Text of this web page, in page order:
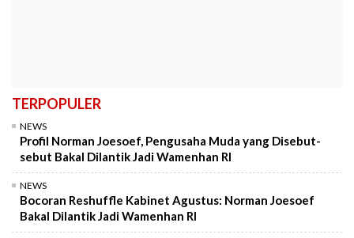
TERPOPULER
NEWS
Profil Norman Joesoef, Pengusaha Muda yang Disebut-
sebut Bakal Dilantik Jadi Wamenhan RI
NEWS
Bocoran Reshuffle Kabinet Agustus: Norman Joesoef
Bakal Dilantik Jadi Wamenhan RI